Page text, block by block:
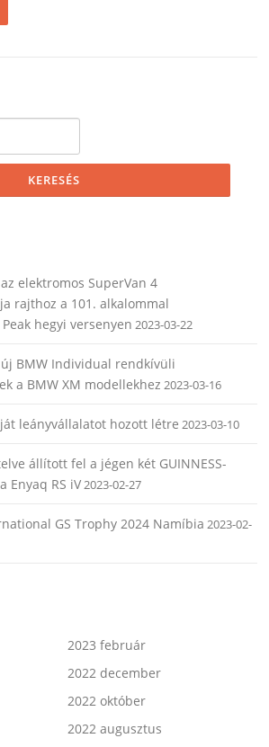
elektromos SuperVan 4
rajthoz a 101. alkalommal
hegyi versenyen 2023-03-22
BMW Individual rendkívüli
a BMW XM modellekhez 2023-03-16
leányvállalatot hozott létre 2023-03-10
állított fel a jégen két GUINNESS-
Enyaq RS iV2023-02-27
GS Trophy 2024 Namíbia 2023-02-
2023 február
2022 december
2022 október
2022 augusztus